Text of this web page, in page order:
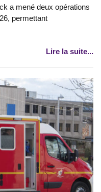
a mené deux opérations
permettant
Lire la suite...